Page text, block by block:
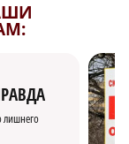
лишнего